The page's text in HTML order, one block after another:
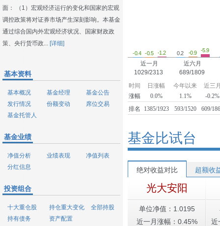
面： （1）宏观经济运行的变化和国家的宏观
调控政策将对证券市场产生深刻影响。本基金
通过综合国内外宏观经济状况、国家财政政
策、央行货币政... [详细]
基本资料
基本概况 基金经理
基金公告
发行情况
份额变动
席位交易
基金托管人
基金业绩
净值分析 业绩表现
净值列表
分红信息
投资组合
十大重仓股 持仓重大变化
全部持股
持有债务
资产配置
-0.4 -0.5 -1.2
近一月
1029/2313
0.2 -0.9 -5.9
近六月
689/1809
时间
日涨幅 今年以来
近三
涨幅
0.0% 1.1%
-0.2%
排名
1385/1923 593/1520 609/
基金比试台
绝对收益对比 超额收
光大安阳
单位净值：1.0195
近一月涨幅：0.45%
近